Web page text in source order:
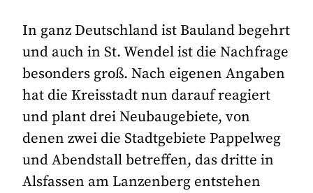
In ganz Deutschland ist Bauland begehrt
und auch in St. Wendel ist die Nachfrage
besonders groß. Nach eigenen Angaben
hat die Kreisstadt nun darauf reagiert
und plant drei Neubaugebiete, von
denen zwei die Stadtgebiete Pappelweg
und Abendstall betreffen, das dritte in
Alsfassen am Lanzenberg entstehen